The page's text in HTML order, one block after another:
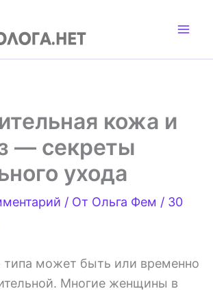
кожа и
— секреты
ухода
/ От Ольга Фем / 30
может быть или временно
Многие женщины в